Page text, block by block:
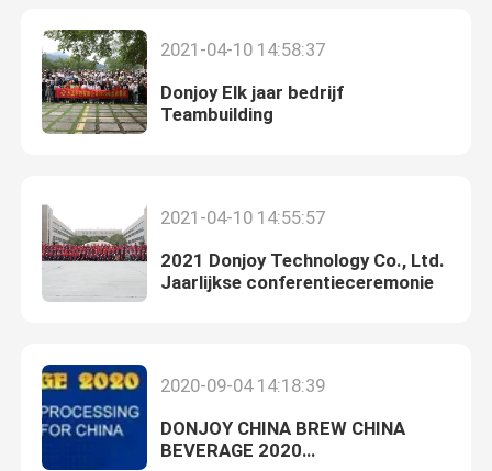
2021-04-10 14:58:37
Donjoy Elk jaar bedrijf
Teambuilding
2021-04-10 14:55:57
2021 Donjoy Technology Co., Ltd.
Jaarlijkse conferentieceremonie
2020-09-04 14:18:39
DONJOY CHINA BREW CHINA
BEVERAGE 2020